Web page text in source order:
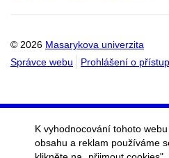
© 2026 Masarykova univerzita
Správce webu
Prohlášení o
K vyhodnocování tohoto
obsahu a reklam používáme